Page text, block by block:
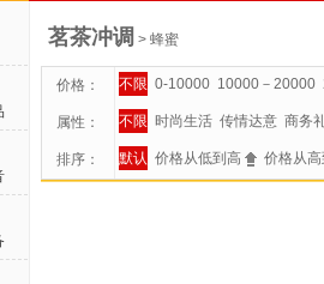
茗茶冲调 > 蜂蜜
价格： 不限 0-10000 10000－20000
属性： 不限 时尚生活 传情达意 商务
排序： 默认 价格从低到高 价格从